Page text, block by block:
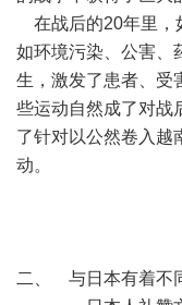
在战后的20年里，
如环境污染、公害、
生，激发了患者、受
些运动自然成了对战
了针对以公然卷入越
动。
二、 与日本有着